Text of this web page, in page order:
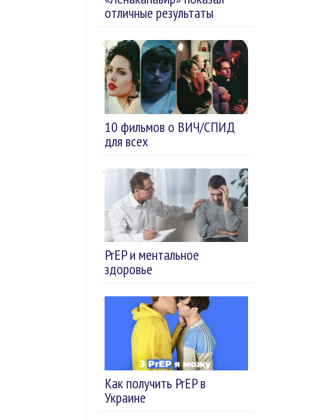
отличные результаты
10 фильмов о ВИЧ/СПИД
для всех
PrEP и ментальное
здоровье
Как получить PrEP в
Украине